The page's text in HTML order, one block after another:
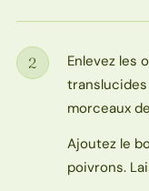
Étape
2
Enlevez les
morceaux
Ajoutez le
poivrons.